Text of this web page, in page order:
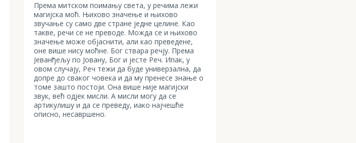
Према митском поимању света, у речима лежи
магијска моћ. Њихово значење и њихово
звучање су само две стране једне целине. Као
такве, речи се не преводе. Можда се и њихово
значење може објаснити, али као преведене,
оне више нису моћне. Бог ствара речју. Према
Јеванђељу по Јовану, Бог и јесте Реч. Ипак, у
овом случају, Реч тежи да буде универзална, да
допре до сваког човека и да му пренесе знање о
томе зашто постоји. Она више није магијски
звук, већ одјек мисли. А мисли могу да се
артикулишу и да се преведу, иако најчешће
описно, несавршено.